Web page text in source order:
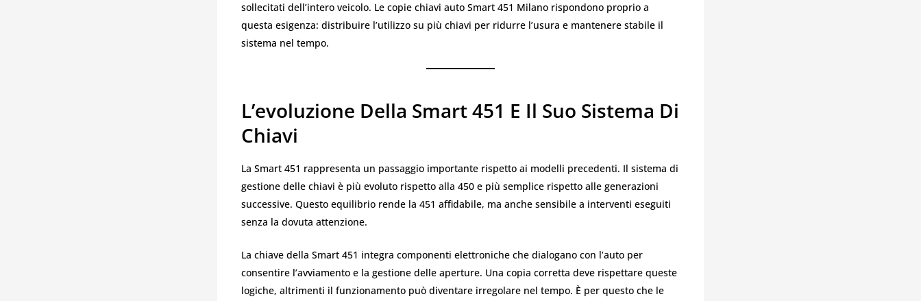
sollecitati dell’intero veicolo. Le copie chiavi auto Smart 451 Milano rispondono proprio a
questa esigenza: distribuire l’utilizzo su più chiavi per ridurre l’usura e mantenere stabile il
sistema nel tempo.
L’evoluzione Della Smart 451 E Il Suo Sistema Di
Chiavi
La Smart 451 rappresenta un passaggio importante rispetto ai modelli precedenti. Il sistema di
gestione delle chiavi è più evoluto rispetto alla 450 e più semplice rispetto alle generazioni
successive. Questo equilibrio rende la 451 affidabile, ma anche sensibile a interventi eseguiti
senza la dovuta attenzione.
La chiave della Smart 451 integra componenti elettroniche che dialogano con l’auto per
consentire l’avviamento e la gestione delle aperture. Una copia corretta deve rispettare queste
logiche, altrimenti il funzionamento può diventare irregolare nel tempo. È per questo che le